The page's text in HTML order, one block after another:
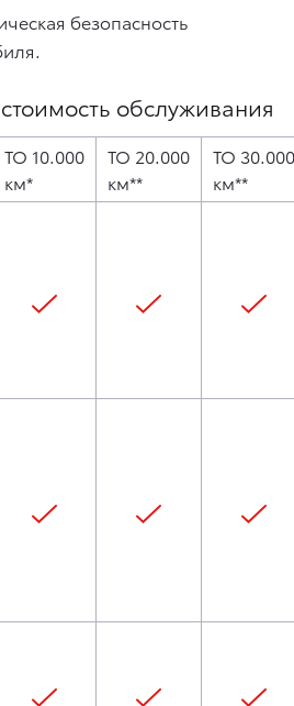
безопасность
обслуживания
ТО 10.000
км*
ТО 20.000
км**
ТО 30.000
км**